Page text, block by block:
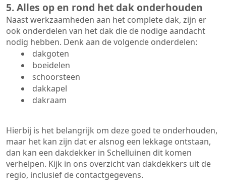
5. Alles op en rond het dak onderhouden
Naast werkzaamheden aan het complete dak, zijn er
ook onderdelen van het dak die de nodige aandacht
nodig hebben. Denk aan de volgende onderdelen:
dakgoten
boeidelen
schoorsteen
dakkapel
dakraam
Hierbij is het belangrijk om deze goed te onderhouden,
maar het kan zijn dat er alsnog een lekkage ontstaan,
dan kan een dakdekker in Schelluinen dit komen
verhelpen. Kijk in ons overzicht van dakdekkers uit de
regio, inclusief de contactgegevens.